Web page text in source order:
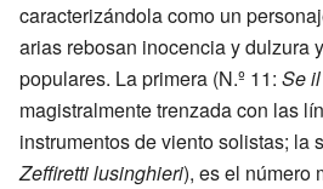
caracterizándola como un
arias rebosan inocencia y dulzura
populares. La primera (N.º 11: Se
magistralmente trenzada con las
instrumentos de viento solistas; la
Zeffiretti lusinghieri), es el número